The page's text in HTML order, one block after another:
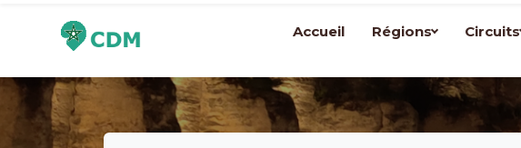
Accueil Régions Circuits